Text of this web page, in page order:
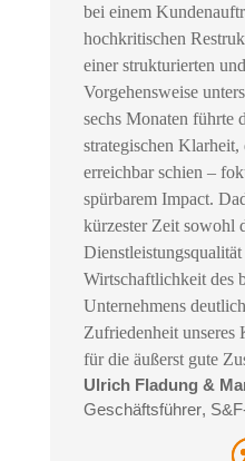
bei einem
hochkritischen
einer strukturierten
Vorgehensweise
sechs Monaten führte
strategischen
erreichbar schien –
spürbarem Impact.
kürzester Zeit sowohl
Wirtschaftlichkeit des
Unternehmens
Zufriedenheit unseres
für die äußerst gute
Ulrich Fladung &
Geschäftsführer,